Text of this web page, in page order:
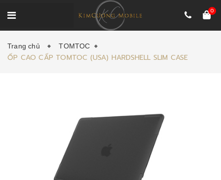
0
Trang chủ TOMTOC
ỐP CAO CẤP TOMTOC (USA) HARDSHELL SLIM CASE